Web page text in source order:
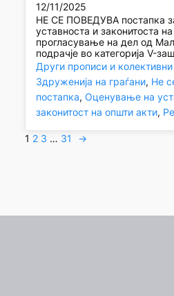
12/11/2025
НЕ СЕ ПОВЕДУВА постапка
уставноста и законитоста
прогласување на дел од
подрачје во категорија V-
Други прописи и
Здруженија на граѓани, Не
постапка, Оценување на
законитост на општи акти,
1 2 3 … 31 →